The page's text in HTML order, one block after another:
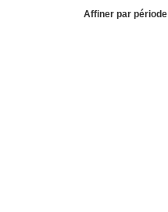
Affiner par période